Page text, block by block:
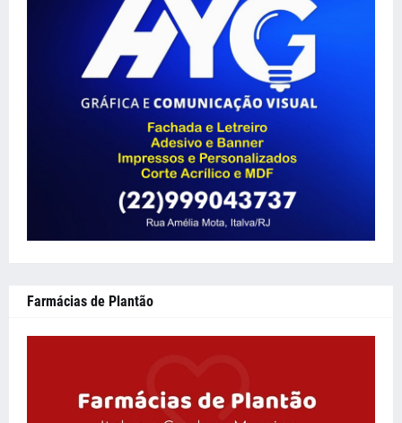
Farmácias de Plantão